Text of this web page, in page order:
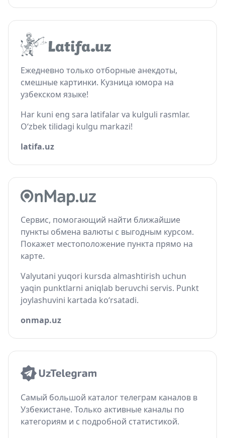
Ежедневно только отборные анекдоты,
смешные картинки. Кузница юмора на
узбекском языке!
Har kuni eng sara latifalar va kulguli rasmlar.
O‘zbek tilidagi kulgu markazi!
latifa.uz
Сервис, помогающий найти ближайшие
пункты обмена валюты с выгодным курсом.
Покажет местоположение пункта прямо на
карте.
Valyutani yuqori kursda almashtirish uchun
yaqin punktlarni aniqlab beruvchi servis. Punkt
joylashuvini kartada ko‘rsatadi.
onmap.uz
Самый большой каталог телеграм каналов в
Узбекистане. Только активные каналы по
категориям и с подробной статистикой.